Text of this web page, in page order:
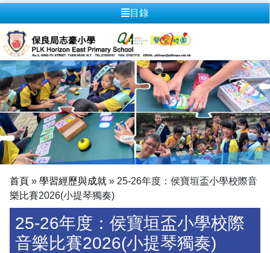
目錄
首頁 » 學習經歷與成就 » 25-26年度：侯寶垣盃小學校際音
樂比賽2026(小提琴獨奏)
25-26年度：侯寶垣盃小學校際
音樂比賽2026(小提琴獨奏)